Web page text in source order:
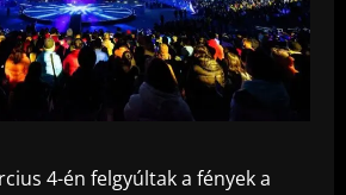
4-én felgyúltak a fények a